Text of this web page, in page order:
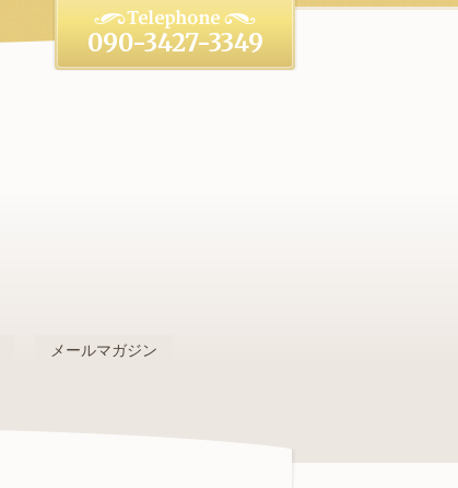
090-3427-3349
メールマガジン